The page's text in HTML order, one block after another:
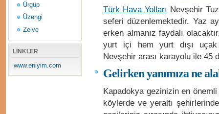
Ürgüp
Üzengi
Zelve
LİNKLER
www.eniyim.com
Türk Hava Yolları Nevşehir
seferi düzenlemektedir. Yaz
erken almanız faydalı
yurt içi hem yurt dışı uçak
Nevşehir arası karayolu ile 45
Gelirken yanımıza ne
Kapadokya gezinizin en
köylerde ve yeraltı